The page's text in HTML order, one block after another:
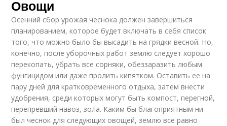
Овощи
Осенний сбор урожая чеснока должен завершиться
планированием, которое будет включать в себя список
того, что можно было бы высадить на грядки весной. Но,
конечно, после уборочных работ землю следует хорошо
перекопать, убрать все сорняки, обеззаразить любым
фунгицидом или даже пролить кипятком. Оставить ее на
пару дней для кратковременного отдыха, затем внести
удобрения, среди которых могут быть компост, перегной,
перепревший навоз, зола. Каким бы благоприятным ни
был чеснок для следующих овощей, землю все равно